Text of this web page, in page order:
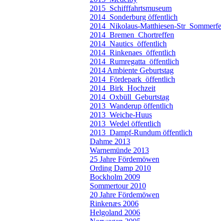
2015_Schifffahrtsmuseum
2014_Sonderburg öffentlich
2014_Nikolaus-Matthiesen-
2014_Bremen_Chortreffen
2014_Nautics_öffentlich
2014_Rinkenaes_öffentlich
2014_Rumregatta_öffentlich
2014 Ambiente Geburtstag
2014_Fördepark_öffentlich
2014_Birk_Hochzeit
2014_Oxbüll_Geburtstag
2013_Wanderup öffentlich
2013_Weiche-Huus
2013_Wedel öffentlich
2013_Dampf-Rundum öffentlich
Dahme 2013
Warnemünde 2013
25 Jahre Fördemöwen
Ording Damp 2010
Bockholm 2009
Sommertour 2010
20 Jahre Fördemöwen
Rinkenæs 2006
Helgoland 2006